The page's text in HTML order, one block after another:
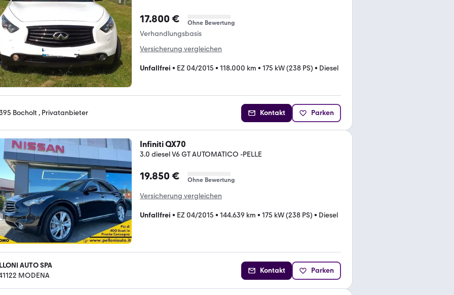
17.800 € Ohne Bewertung
Verhandlungsbasis
Versicherung vergleichen
Unfallfrei • EZ 04/2015 • 118.000 km • 175 kW (238 PS) • Diesel
Bocholt , Privatanbieter Kontakt Parken
Infiniti QX70
3.0 diesel V6 GT AUTOMATICO -PELLE
19.850 € Ohne Bewertung
Versicherung vergleichen
Unfallfrei • EZ 04/2015 • 144.639 km • 175 kW (238 PS) • Diesel
AUTO SPA
MODENA
Kontakt Parken